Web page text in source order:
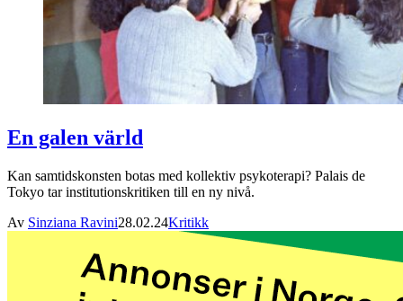
En galen värld
Kan samtidskonsten botas med kollektiv psykoterapi? Palais de
Tokyo tar institutionskritiken till en ny nivå.
Av Sinziana Ravini28.02.24Kritikk